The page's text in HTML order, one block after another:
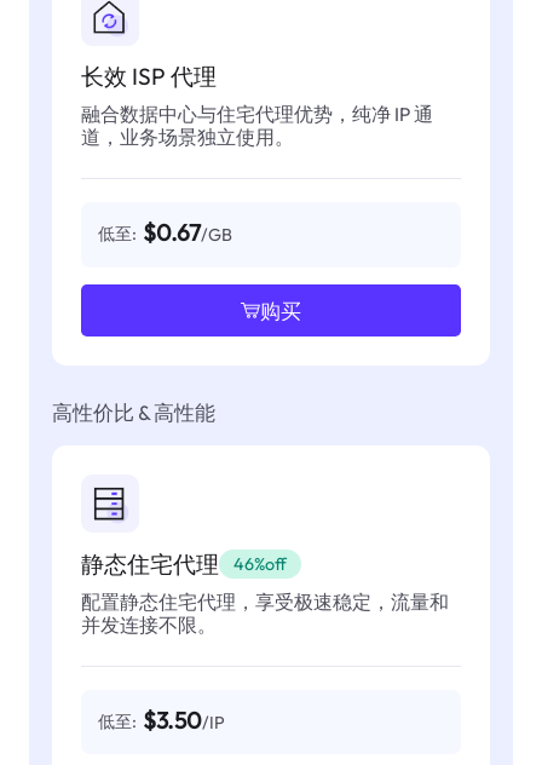
长效 ISP 代理
融合数据中心与住宅代理优势，纯净 IP 通
道，业务场景独立使用。
低至: $0.67/GB
购买
高性价比 & 高性能
静态住宅代理 46%off
配置静态住宅代理，享受极速稳定，流量和
并发连接不限。
低至: $3.50/IP